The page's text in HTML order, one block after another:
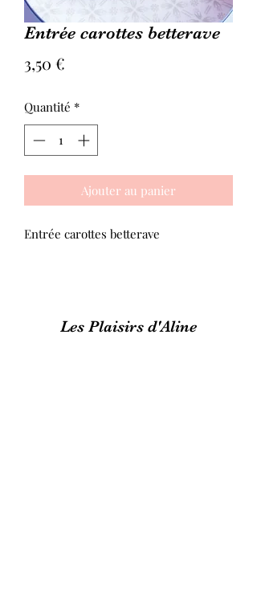
Entrée carottes betterave
3,50 €
Quantité *
Ajouter au panier
Entrée carottes betterave
Les Plaisirs d'Aline